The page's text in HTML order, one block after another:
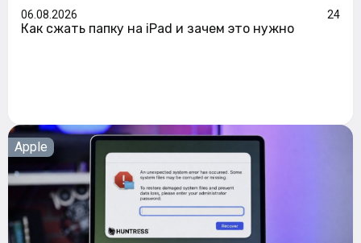
06.08.2026 24
Как сжать папку на iPad и зачем это нужно
Apple